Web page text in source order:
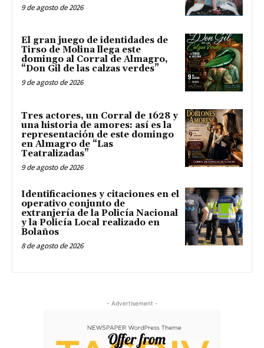
9 de agosto de 2026
El gran juego de identidades de
Tirso de Molina llega este
domingo al Corral de Almagro,
“Don Gil de las calzas verdes”
9 de agosto de 2026
Tres actores, un Corral de 1628 y
una historia de amores: así es la
representación de este domingo
en Almagro de “Las
Teatralizadas”
9 de agosto de 2026
Identificaciones y citaciones en el
operativo conjunto de
extranjería de la Policía Nacional
y la Policía Local realizado en
Bolaños
8 de agosto de 2026
- Advertisement -